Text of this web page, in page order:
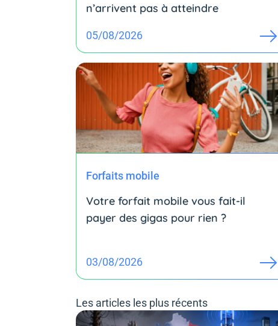
n’arrivent pas à atteindre
05/08/2026
Forfaits mobile
Votre forfait mobile vous fait-il
payer des gigas pour rien ?
03/08/2026
Les articles les plus récents